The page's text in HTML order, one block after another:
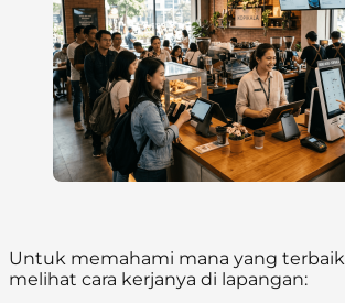
Untuk memahami mana yang
melihat cara kerjanya di lapangan: